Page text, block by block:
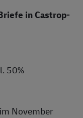
in Castrop-
50%
im November